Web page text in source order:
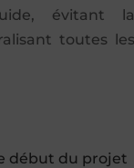
évitant
toutes
début du projet